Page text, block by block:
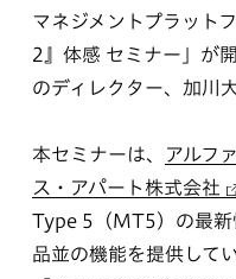
マネジメントプラット
2』体感 セミナー」が
のディレクター、加川
本セミナーは、 アルフ
ス・アパート株式会社
Type 5（MT5）の最新
品並の機能を提供して